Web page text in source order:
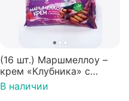
(16 шт.) Маршмеллоу –
крем «Клубника» с
палочками (ТМ
«Зефирный Лео»)
В наличии